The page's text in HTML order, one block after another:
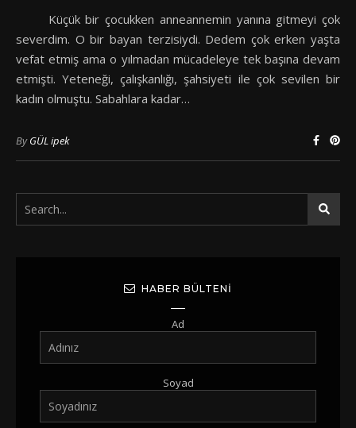
Küçük bir çocukken anneannemin yanına gitmeyi çok
severdim. O bir bayan terzisiydi. Dedem çok erken yaşta
vefat etmiş ama o yılmadan mücadeleye tek başına devam
etmişti. Yeteneği, çalışkanlığı, şahsiyeti ile çok sevilen bir
kadın olmuştu. Sabahlara kadar…
ByGÜL ipek
HABER BÜLTENI
Ad
Soyad